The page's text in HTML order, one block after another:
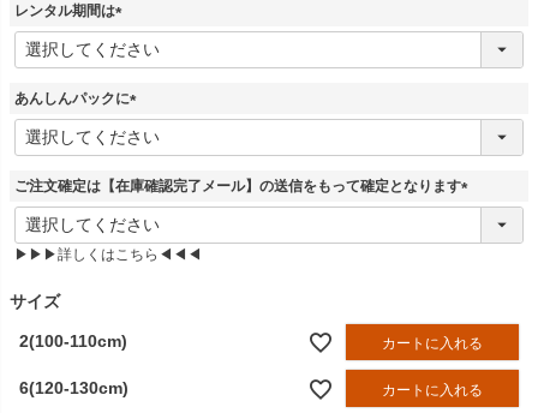
)
レンタル期間は
(
必
)
あんしんパックに
(
必
)
ご注文確定は【在庫確認完了メール】の送信をもって確定となります
(
▶▶▶詳しくはこちら◀◀◀
サイズ
2(100-110cm) カートに入れる
6(120-130cm) カートに入れる